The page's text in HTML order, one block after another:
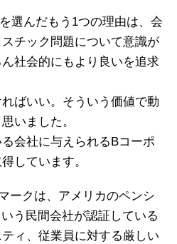
選んだもう1つの理由は、会
チック問題について意識が
社会的にもより良いを追求
ばいい。そういう価値で動
いました。
会社に与えられるBコーポ
しています。
ークは、アメリカのペンシ
う民間会社が認証している
ィ、従業員に対する厳しい